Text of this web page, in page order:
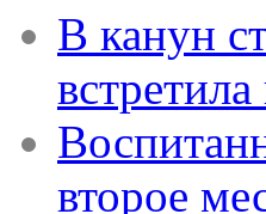
В канун
второе